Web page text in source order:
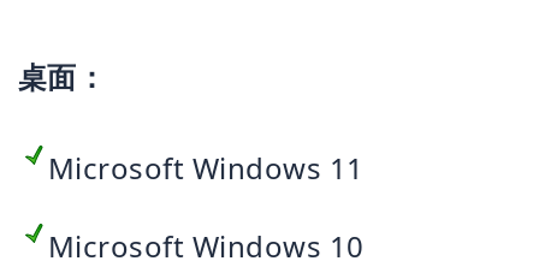
桌面：
Microsoft Windows 11
Microsoft Windows 10